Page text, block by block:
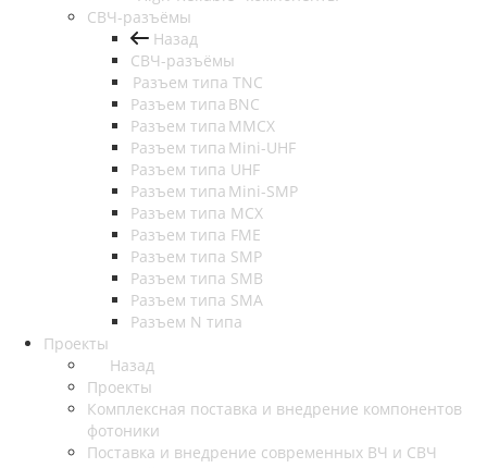
СВЧ-разъёмы
Назад
СВЧ-разъёмы
Разъем типа TNC
Разъем типа BNC
Разъем типа MMCX
Разъем типа Mini-UHF
Разъем типа UHF
Разъем типа Mini-SMP
Разъем типа MCX
Разъем типа FME
Разъем типа SMP
Разъем типа SMB
Разъем типа SMA
Разъем N типа
Проекты
Назад
Проекты
Комплексная поставка и внедрение компонентов
фотоники
Поставка и внедрение современных ВЧ и СВЧ